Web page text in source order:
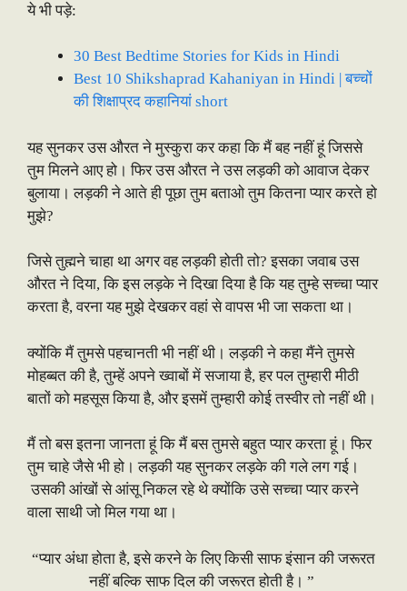
ये भी पड़े:
30 Best Bedtime Stories for Kids in Hindi
Best 10 Shikshaprad Kahaniyan in Hindi | बच्चों
की शिक्षाप्रद कहानियां short
यह सुनकर उस औरत ने मुस्कुरा कर कहा कि मैं बह नहीं हूं जिससे
तुम मिलने आए हो। फिर उस औरत ने उस लड़की को आवाज देकर
बुलाया। लड़की ने आते ही पूछा तुम बताओ तुम कितना प्यार करते हो
मुझे?
जिसे तुह्मने चाहा था अगर वह लड़की होती तो? इसका जवाब उस
औरत ने दिया, कि इस लड़के ने दिखा दिया है कि यह तुम्हे सच्चा प्यार
करता है, वरना यह मुझे देखकर वहां से वापस भी जा सकता था।
क्योंकि मैं तुमसे पहचानती भी नहीं थी। लड़की ने कहा मैंने तुमसे
मोहब्बत की है, तुम्हें अपने ख्वाबों में सजाया है, हर पल तुम्हारी मीठी
बातों को महसूस किया है, और इसमें तुम्हारी कोई तस्वीर तो नहीं थी।
मैं तो बस इतना जानता हूं कि मैं बस तुमसे बहुत प्यार करता हूं। फिर
तुम चाहे जैसे भी हो। लड़की यह सुनकर लड़के की गले लग गई।
उसकी आंखों से आंसू निकल रहे थे क्योंकि उसे सच्चा प्यार करने
वाला साथी जो मिल गया था।
“प्यार अंधा होता है, इसे करने के लिए किसी साफ इंसान की जरूरत
नहीं बल्कि साफ दिल की जरूरत होती है। ”